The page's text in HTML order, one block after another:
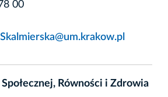
00
Równości i Zdrowia